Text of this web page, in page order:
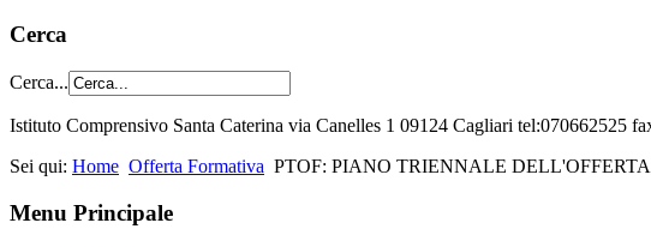
Cerca
Cerca...
Istituto Comprensivo Santa Caterina via Canelles 1 09124 Cagliari tel:070662525
Sei qui: Home Offerta Formativa PTOF: PIANO TRIENNALE
Menu Principale